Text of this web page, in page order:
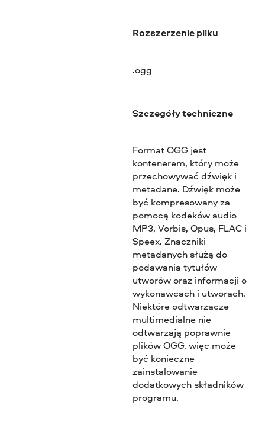
Rozszerzenie pliku
.ogg
Szczegóły techniczne
Format OGG jest
kontenerem, który może
przechowywać dźwięk i
metadane. Dźwięk może
być kompresowany za
pomocą kodeków audio
MP3, Vorbis, Opus, FLAC i
Speex. Znaczniki
metadanych służą do
podawania tytułów
utworów oraz informacji o
wykonawcach i utworach.
Niektóre odtwarzacze
multimedialne nie
odtwarzają poprawnie
plików OGG, więc może
być konieczne
zainstalowanie
dodatkowych składników
programu.